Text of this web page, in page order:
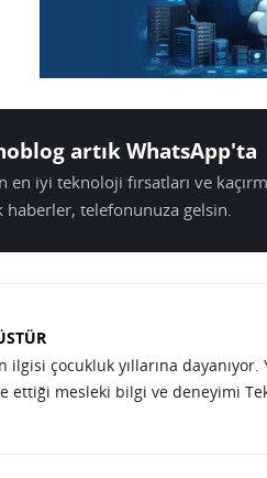
artık WhatsApp'ta
en iyi teknoloji fırsatları ve
haberler, telefonunuza gelsin.
ilgisi çocukluk yıllarına
ettiği mesleki bilgi ve deneyimi